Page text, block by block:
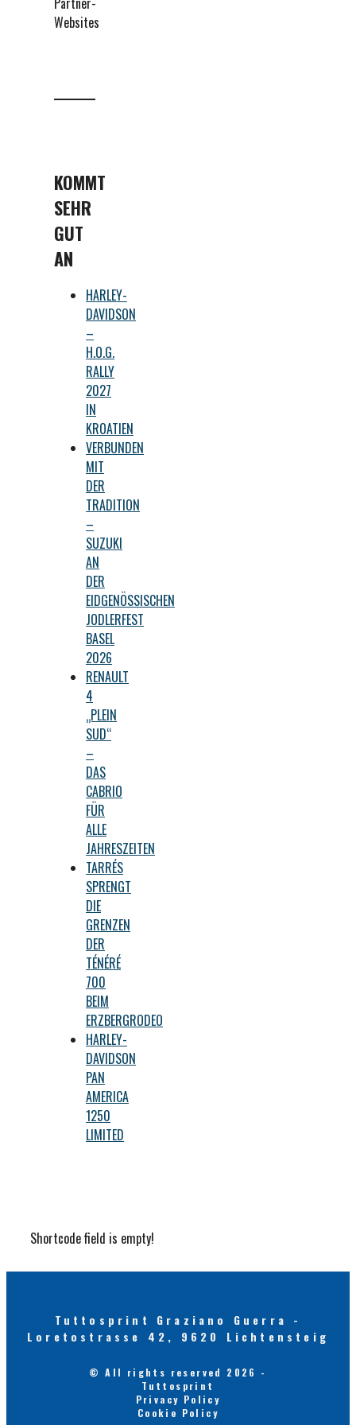
Websites
KOMMT
SEHR
GUT
AN
HARLEY-
DAVIDSON
–
H.O.G.
RALLY
2027
IN
KROATIEN
VERBUNDEN
MIT
DER
TRADITION
–
SUZUKI
AN
DER
EIDGENÖSSISCHEN
JODLERFEST
BASEL
2026
RENAULT
4
„PLEIN
SUD“
–
DAS
CABRIO
FÜR
ALLE
JAHRESZEITEN
TARRÉS
SPRENGT
DIE
GRENZEN
DER
TÉNÉRÉ
700
BEIM
ERZBERGRODEO
HARLEY-
DAVIDSON
PAN
AMERICA
1250
LIMITED
Shortcode field is empty!
Tuttosprint Graziano Guerra -
Loretostrasse 42, 9620 Lichtensteig
© All rights reserved 2026 -
Tuttosprint
Privacy Policy
Cookie Policy